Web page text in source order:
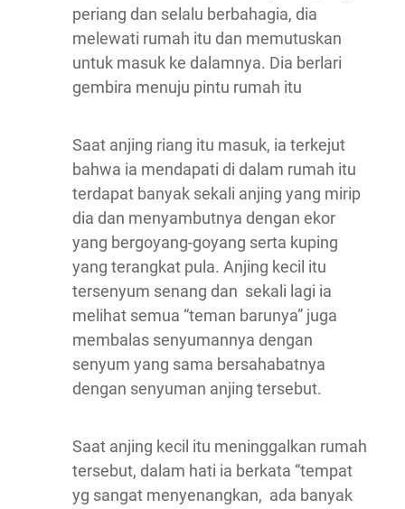
periang dan selalu berbahagia, dia
melewati rumah itu dan memutuskan
untuk masuk ke dalamnya. Dia berlari
gembira menuju pintu rumah itu
Saat anjing riang itu masuk, ia terkejut
bahwa ia mendapati di dalam rumah itu
terdapat banyak sekali anjing yang mirip
dia dan menyambutnya dengan ekor
yang bergoyang-goyang serta kuping
yang terangkat pula. Anjing kecil itu
tersenyum senang dan sekali lagi ia
melihat semua “teman barunya” juga
membalas senyumannya dengan
senyum yang sama bersahabatnya
dengan senyuman anjing tersebut.
Saat anjing kecil itu meninggalkan rumah
tersebut, dalam hati ia berkata “tempat
yg sangat menyenangkan, ada banyak